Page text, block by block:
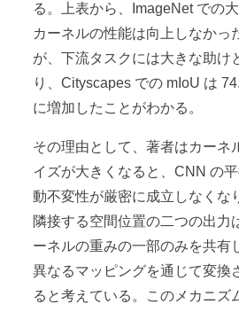
る。上表から、ImageNet での
カーネルの性能は向上しなかっ
が、下流タスクには大きな助け
り、Cityscapes での mIoU は
に増加したことがわかる。
その理由として、著者はカーネ
イズが大きくなると、CNN の
動不変性が厳密に成立しなくな
隣接する空間位置の二つの出力
ーネルの重みの一部のみを共有
異なるマッピングを通じて変換
ると考えている。このメカニズ